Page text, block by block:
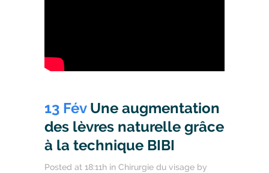
13 FévUne augmentation
des lèvres naturelle grâce
à la technique BIBI
Posted at 18:11h in Chirurgie du visage by